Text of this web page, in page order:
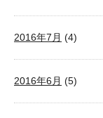
2016年7月 (4)
2016年6月 (5)